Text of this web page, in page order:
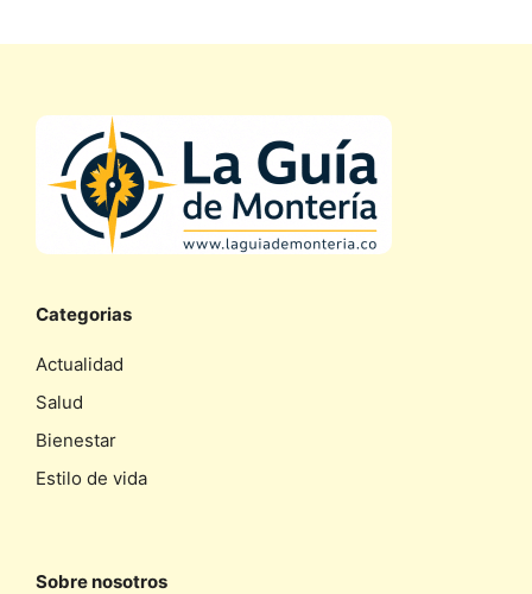
Categorias
Actualidad
Salud
Bienestar
Estilo de vida
Sobre nosotros